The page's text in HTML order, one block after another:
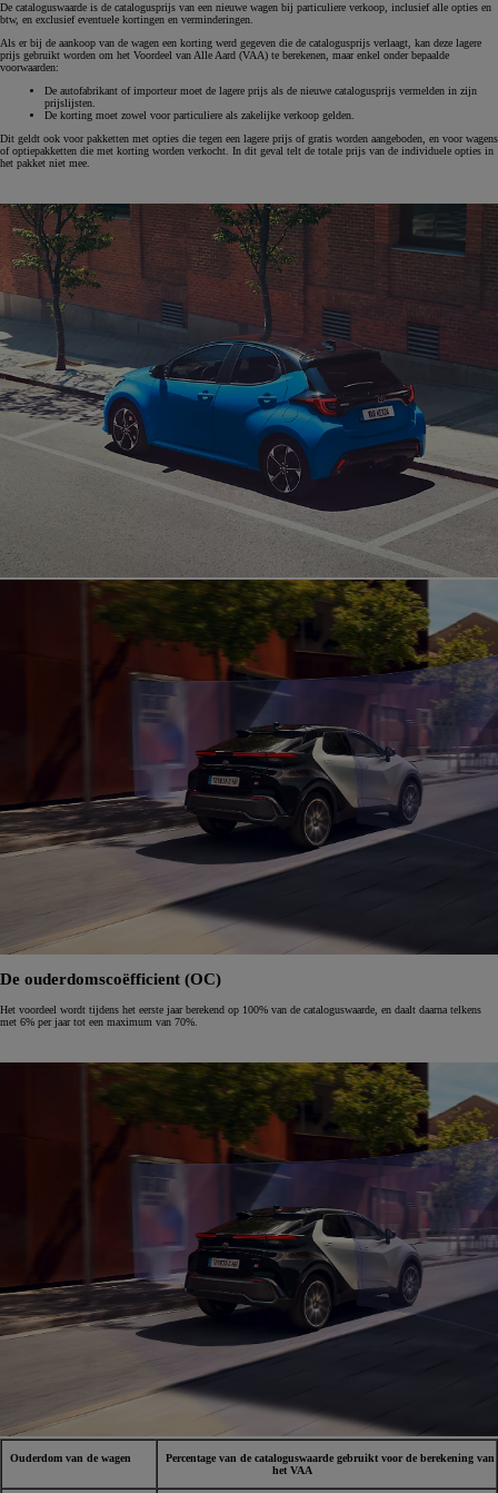
De cataloguswaarde is de catalogusprijs van een nieuwe wagen bij particuliere verkoop, inclusief alle opties en
btw, en exclusief eventuele kortingen en verminderingen.
Als er bij de aankoop van de wagen een korting werd gegeven die de catalogusprijs verlaagt, kan deze lagere
prijs gebruikt worden om het Voordeel van Alle Aard (VAA) te berekenen, maar enkel onder bepaalde
voorwaarden:
De autofabrikant of importeur moet de lagere prijs als de nieuwe catalogusprijs vermelden in zijn
prijslijsten.
De korting moet zowel voor particuliere als zakelijke verkoop gelden.
Dit geldt ook voor pakketten met opties die tegen een lagere prijs of gratis worden aangeboden, en voor wagens
of optiepakketten die met korting worden verkocht. In dit geval telt de totale prijs van de individuele opties in
het pakket niet mee.
De ouderdomscoëfficient (OC)
Het voordeel wordt tijdens het eerste jaar berekend op 100% van de cataloguswaarde, en daalt daarna telkens
met 6% per jaar tot een maximum van 70%.
Ouderdom van de wagen
Percentage van de cataloguswaarde gebruikt voor de berekening van
het VAA